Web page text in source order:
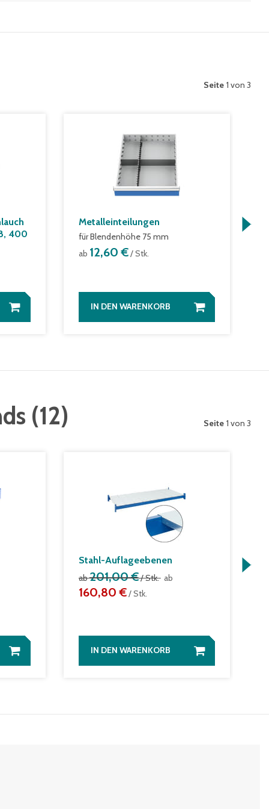
Seite 1 von 3
400
Metalleinteilungen
für Blendenhöhe 75 mm
ab 12,60 €/ Stk.
IN DEN WARENKORB
(12) Seite 1 von 3
Stahl-Auflageebenen
ab201,00 €/ Stk. ab
160,80 €/ Stk.
IN DEN WARENKORB